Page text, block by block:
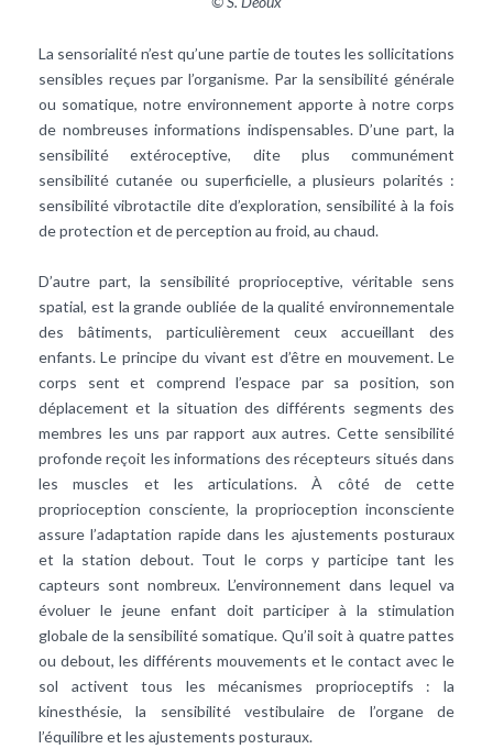
La sensorialité n’est qu’une partie de toutes les sollicitations
sensibles reçues par l’organisme. Par la sensibilité générale
ou somatique, notre environnement apporte à notre corps
de nombreuses informations indispensables. D’une part, la
sensibilité extéroceptive, dite plus communément
sensibilité cutanée ou superficielle, a plusieurs polarités :
sensibilité vibrotactile dite d’exploration, sensibilité à la fois
de protection et de perception au froid, au chaud.
D’autre part, la sensibilité proprioceptive, véritable sens
spatial, est la grande oubliée de la qualité environnementale
des bâtiments, particulièrement ceux accueillant des
enfants. Le principe du vivant est d’être en mouvement. Le
corps sent et comprend l’espace par sa position, son
déplacement et la situation des différents segments des
membres les uns par rapport aux autres. Cette sensibilité
profonde reçoit les informations des récepteurs situés dans
les muscles et les articulations. À côté de cette
proprioception consciente, la proprioception inconsciente
assure l’adaptation rapide dans les ajustements posturaux
et la station debout. Tout le corps y participe tant les
capteurs sont nombreux. L’environnement dans lequel va
évoluer le jeune enfant doit participer à la stimulation
globale de la sensibilité somatique. Qu’il soit à quatre pattes
ou debout, les différents mouvements et le contact avec le
sol activent tous les mécanismes proprioceptifs : la
kinesthésie, la sensibilité vestibulaire de l’organe de
l’équilibre et les ajustements posturaux.